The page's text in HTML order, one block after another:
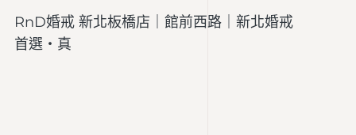
RnD婚戒 新北板橋店｜館前西路｜新北婚戒
首選・真